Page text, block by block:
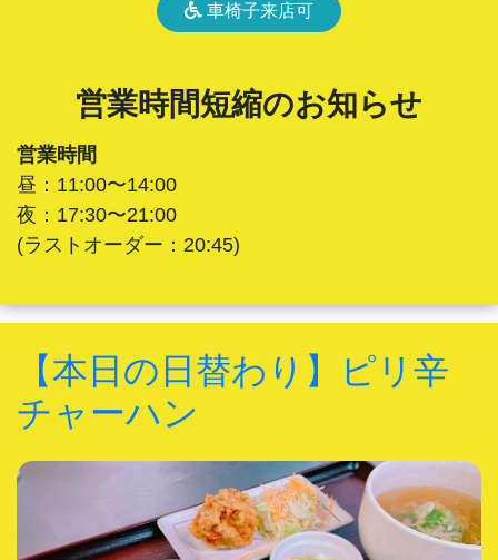
車椅子来店可
営業時間短縮のお知らせ
営業時間
昼：11:00〜14:00
夜：17:30〜21:00
(ラストオーダー：20:45)
【本日の日替わり】ピリ辛
チャーハン